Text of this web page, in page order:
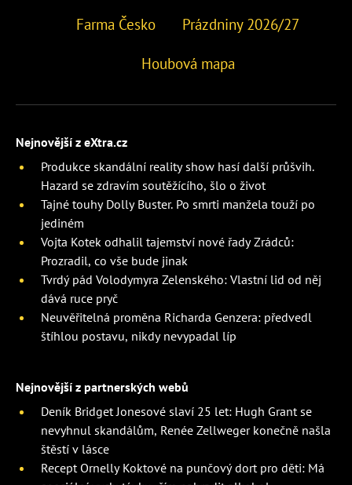
Farma Česko Prázdniny 2026/27
Houbová mapa
Nejnovější z eXtra.cz
Produkce skandální reality show hasí další průšvih.
Hazard se zdravím soutěžícího, šlo o život
Tajné touhy Dolly Buster. Po smrti manžela touží po
jediném
Vojta Kotek odhalil tajemství nové řady Zrádců:
Prozradil, co vše bude jinak
Tvrdý pád Volodymyra Zelenského: Vlastní lid od něj
dává ruce pryč
Neuvěřitelná proměna Richarda Genzera: předvedl
štíhlou postavu, nikdy nevypadal líp
Nejnovější z partnerských webů
Deník Bridget Jonesové slaví 25 let: Hugh Grant se
nevyhnul skandálům, Renée Zellweger konečně našla
štěstí v lásce
Recept Ornelly Koktové na punčový dort pro děti: Má